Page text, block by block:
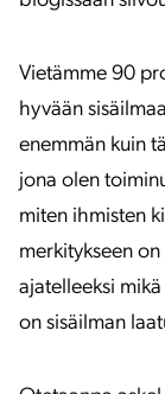
Vietämme 90
hyvään
enemmän kuin
jona olen
miten ihmisten
merkitykseen
ajatelleeksi
on sisäilman